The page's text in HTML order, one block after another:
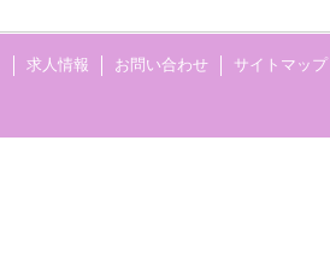
求人情報 お問い合わせ
サイトマップ